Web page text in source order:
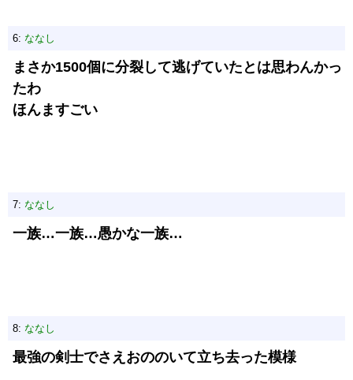
6: ななし
まさか1500個に分裂して逃げていたとは思わんかっ
たわ
ほんますごい
7: ななし
一族…一族…愚かな一族…
8: ななし
最強の剣士でさえおののいて立ち去った模様